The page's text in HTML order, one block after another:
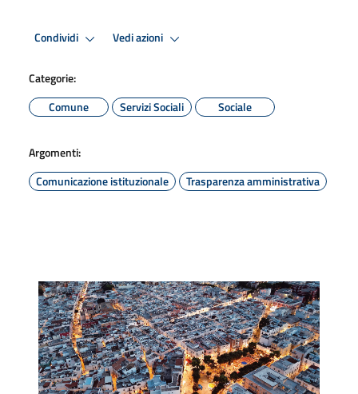
Condividi Vedi azioni
Categorie:
Comune
Servizi Sociali Sociale
Argomenti:
Comunicazione istituzionale
Trasparenza amministrativa